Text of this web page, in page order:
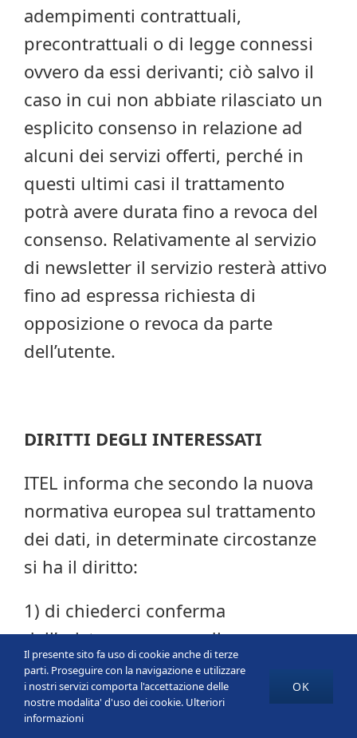
adempimenti contrattuali,
precontrattuali o di legge connessi
ovvero da essi derivanti; ciò salvo il
caso in cui non abbiate rilasciato un
esplicito consenso in relazione ad
alcuni dei servizi offerti, perché in
questi ultimi casi il trattamento
potrà avere durata fino a revoca del
consenso. Relativamente al servizio
di newsletter il servizio resterà attivo
fino ad espressa richiesta di
opposizione o revoca da parte
dell’utente.
DIRITTI DEGLI INTERESSATI
ITEL informa che secondo la nuova
normativa europea sul trattamento
dei dati, in determinate circostanze
si ha il diritto:
1) di chiederci conferma
dell’esistenza o meno di un
trattamento di dati personali che ti
riguardano e, in tal caso, di ottenere
l’accesso ai medesimi dati ed a tutte
Il presente sito fa uso di cookie anche di terze
parti. Proseguire con la navigazione e utilizzare
i nostri servizi comporta l'accettazione delle
nostre modalita' d'uso dei cookie. Ulteriori
informazioni
OK